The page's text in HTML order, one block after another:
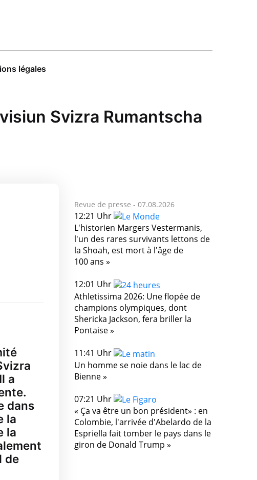
légales
Svizra Rumantscha
a
dans
la
la
de
Revue de presse - 07.08.2026
12:21 Uhr
L'historien Margers Vestermanis,
l'un des rares survivants lettons de
la Shoah, est mort à l'âge de
100 ans »
12:01 Uhr
Athletissima 2026: Une flopée de
champions olympiques, dont
Shericka Jackson, fera briller la
Pontaise »
11:41 Uhr
Un homme se noie dans le lac de
Bienne »
07:21 Uhr
« Ça va être un bon président» : en
Colombie, l'arrivée d'Abelardo de la
Espriella fait tomber le pays dans le
giron de Donald Trump »